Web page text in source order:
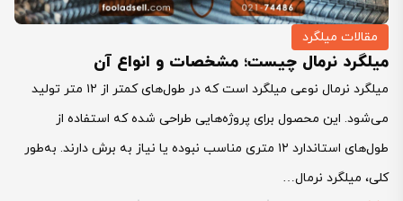
مقالات میلگرد
میلگرد نرمال چیست؛ مشخصات و انواع آن
میلگرد نرمال نوعی میلگرد است که در طول‌های کمتر از ۱۲ متر تولید
می‌شود. این محصول برای پروژه‌هایی طراحی شده که استفاده از
طول‌های استاندارد ۱۲ متری مناسب نبوده یا نیاز به برش دارند. به‌طور
کلی، میلگرد نرمال…